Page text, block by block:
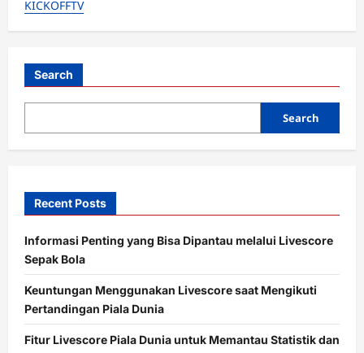
g
t
n
KICKOFFTV
Search
Search
Recent Posts
Informasi Penting yang Bisa Dipantau melalui Livescore
Sepak Bola
Keuntungan Menggunakan Livescore saat Mengikuti
Pertandingan Piala Dunia
Fitur Livescore Piala Dunia untuk Memantau Statistik dan